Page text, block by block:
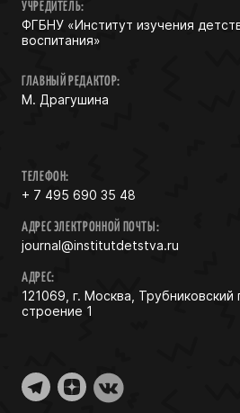
УЧРЕДИТЕЛЬ:
ФГБНУ «Институт изучения
воспитания»
ГЛАВНЫЙ РЕДАКТОР:
М. Драгушина
ТЕЛЕФОН:
+ 7 495 690 35 48
АДРЕС ЭЛЕКТРОННОЙ ПОЧТЫ:
journal@institutdetstva.ru
АДРЕС:
121069, г. Москва, Трубниковский
строение 1